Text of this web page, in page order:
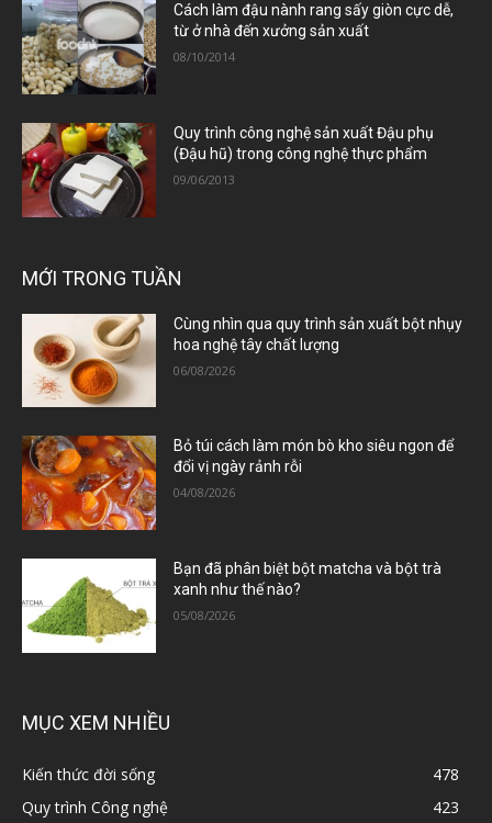
Cách làm đậu nành rang sấy giòn cực dễ,
từ ở nhà đến xưởng sản xuất
08/10/2014
Quy trình công nghệ sản xuất Đậu phụ
(Đậu hũ) trong công nghệ thực phẩm
09/06/2013
MỚI TRONG TUẦN
Cùng nhìn qua quy trình sản xuất bột nhụy
hoa nghệ tây chất lượng
06/08/2026
Bỏ túi cách làm món bò kho siêu ngon để
đổi vị ngày rảnh rỗi
04/08/2026
Bạn đã phân biệt bột matcha và bột trà
xanh như thế nào?
05/08/2026
MỤC XEM NHIỀU
Kiến thức đời sống
478
Quy trình Công nghệ
423